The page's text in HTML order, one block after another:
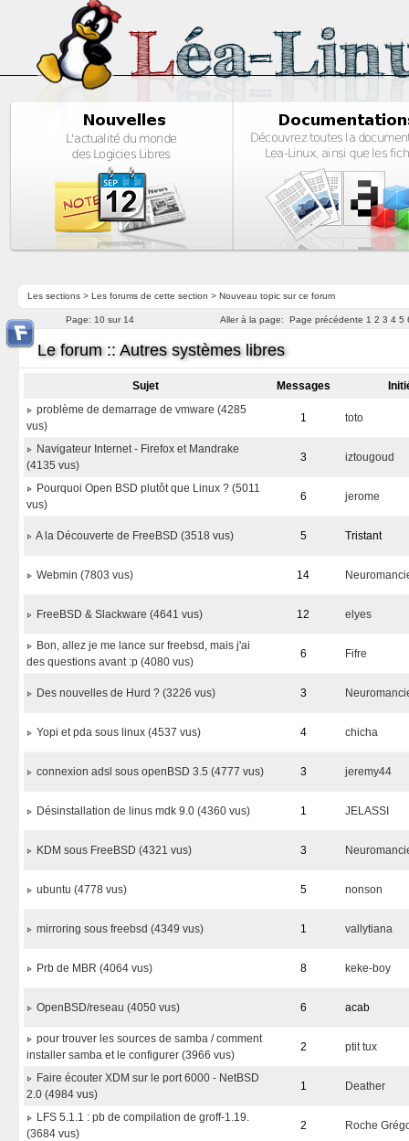
Les sections> Les forums de cette section > Nouveau topic sur ce forum
Aller à la page: Page précédente 1 2 3 4 5
Page: 10 sur 14
Le forum :: Autres systèmes libres
Sujet Messages
problème de demarrage de vmware (4285
vus)
1 toto
Navigateur Internet - Firefox et Mandrake
(4135 vus)
3 iztougoud
Pourquoi Open BSD plutôt que Linux ? (5011
vus)
6 jerome
A la Découverte de FreeBSD (3518 vus) 5 Tristant
Webmin (7803 vus) 14
FreeBSD & Slackware (4641 vus) 12 elyes
Bon, allez je me lance sur freebsd, mais j'ai
des questions avant :p (4080 vus)
6 Fifre
Des nouvelles de Hurd ? (3226 vus) 3
Yopi et pda sous linux (4537 vus) 4 chicha
connexion adsl sous openBSD 3.5 (4777 vus) 3 jeremy44
Désinstallation de linus mdk 9.0 (4360 vus) 1 JELASSI
KDM sous FreeBSD (4321 vus) 3
ubuntu (4778 vus) 5 nonson
mirroring sous freebsd (4349 vus) 1 vallytiana
Prb de MBR (4064 vus) 8 keke-boy
OpenBSD/reseau (4050 vus) 6 acab
pour trouver les sources de samba / comment
installer samba et le configurer (3966 vus)
2 ptit tux
Faire écouter XDM sur le port 6000 - NetBSD
2.0 (4984 vus)
1 Deather
LFS 5.1.1 : pb de compilation de groff-1.19.
(3684 vus)
2 Roche